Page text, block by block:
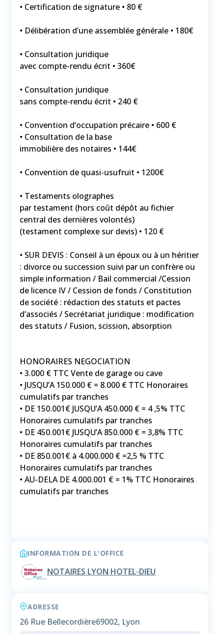
• Certification de signature • 80 €
• Délibération d’une assemblée générale • 180€
• Consultation juridique
avec compte-rendu écrit • 360€
• Consultation juridique
sans compte-rendu écrit • 240 €
• Convention d’occupation précaire • 600 €
• Consultation de la base
immobilière des notaires • 144€
• Convention de quasi-usufruit • 1200€
• Testaments olographes
par testament (hors coût dépôt au fichier
central des dernières volontés)
(testament complexe sur devis) • 120 €
• SUR DEVIS : Conseil à un époux ou à un héritier
: divorce ou succession suivi par un confrère ou
simple information / Bail commercial /Cession
de licence IV / Cession de fonds / Constitution
de société : rédaction des statuts et pactes
d’associés / Secrétariat juridique : modification
des statuts / Fusion, scission, absorption
HONORAIRES NEGOCIATION
• 3.000 € TTC Vente de garage ou cave
• JUSQU’A 150.000 € = 8.000 € TTC Honoraires
cumulatifs par tranches
• DE 150.001€ JUSQU’A 450.000 € = 4 ,5% TTC
Honoraires cumulatifs par tranches
• DE 450.001€ JUSQU’A 850.000 € = 3,8% TTC
Honoraires cumulatifs par tranches
• DE 850.001€ à 4.000.000 € =2,5 % TTC
Honoraires cumulatifs par tranches
• AU-DELA DE 4.000.001 € = 1% TTC Honoraires
cumulatifs par tranches
INFORMATION DE L'OFFICE
NOTAIRES LYON HOTEL-DIEU
ADRESSE
26 Rue Bellecordière69002, Lyon